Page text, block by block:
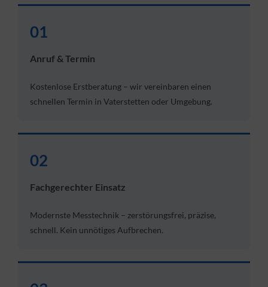
01
Anruf & Termin
Kostenlose Erstberatung – wir vereinbaren einen
schnellen Termin in Vaterstetten oder Umgebung.
02
Fachgerechter Einsatz
Modernste Messtechnik – zerstörungsfrei, präzise,
schnell. Kein unnötiges Aufbrechen.